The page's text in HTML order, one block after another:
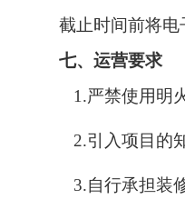
截止时间前将电
七、运营要求
1.严禁使用明
2.引入项目的
3.自行承担装